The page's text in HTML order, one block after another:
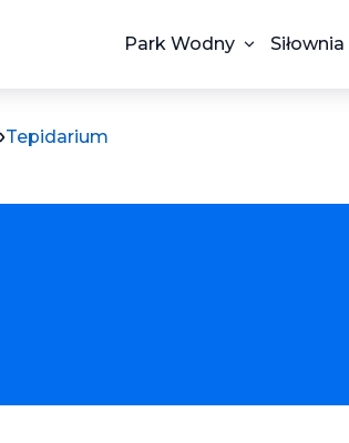
Park Wodny Siłownia
Tepidarium